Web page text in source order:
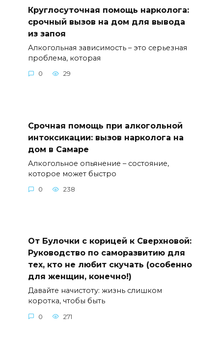
Круглосуточная помощь нарколога:
срочный вызов на дом для вывода
из запоя
Алкогольная зависимость – это серьезная
проблема, которая
0 29
Срочная помощь при алкогольной
интоксикации: вызов нарколога на
дом в Самаре
Алкогольное опьянение – состояние,
которое может быстро
0 238
От Булочки с корицей к Сверхновой:
Руководство по саморазвитию для
тех, кто не любит скучать (особенно
для женщин, конечно!)
Давайте начистоту: жизнь слишком
коротка, чтобы быть
0 271